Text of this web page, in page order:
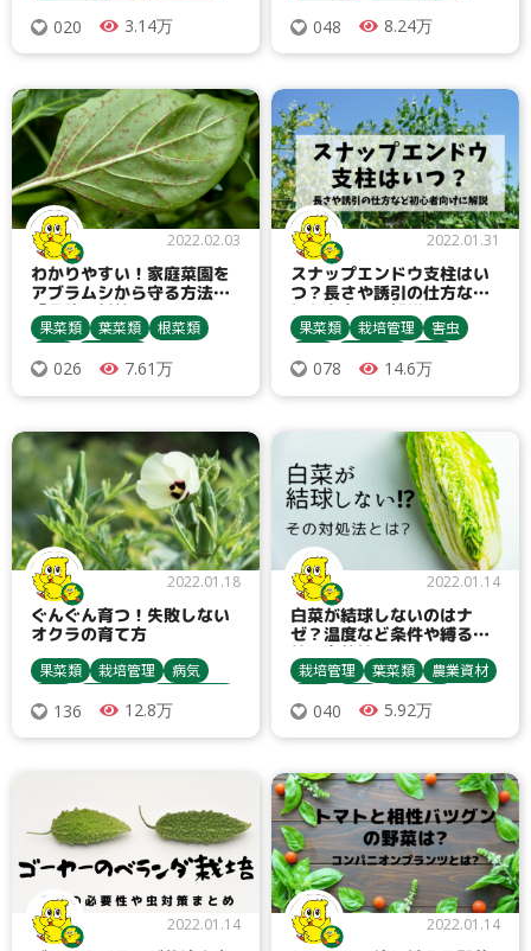
アブラムシ類
ヨトウムシ類
ダニ類
020 3.14万
収穫・貯蔵
栽培方法
ピーマン・唐辛子
アブラムシ類
追肥
048 8.24万
2022.02.03
わかりやすい！家庭菜園を
アブラムシから守る方法
「予防・対策」
果菜類 葉菜類
根菜類
健康野菜球根
害虫
農業資材
ネギ
カブ
殺虫剤
栽培方法
ニンニク
ナス
殺菌剤
キュウリ
ピーマン・唐辛子
じゃがいも
アブラムシ類
スイカ
春菊
アサツキ
オクラ
ゴボウ
病害虫対策
ニラ
里芋
トウモロコシ
レタス
ブロッコリー
026 7.61万
2022.01.31
スナップエンドウ支柱はい
つ？長さや誘引の仕方など
初心者向けに解説
果菜類 栽培管理
害虫
種まき・育苗
収穫・貯蔵
栽培方法
ハモグリバエ類
エンドウ
育苗ポット
間引き
アブラムシ類
追肥
ヨトウムシ類
鳥獣害対策
078 14.6万
2022.01.18
ぐんぐん育つ！失敗しない
オクラの育て方
果菜類 栽培管理
病気
土づくり
種まき・育苗
収穫・貯蔵
栽培方法
カメムシ類
オクラ
マルチ
病害虫対策
トンネル
136 12.8万
2022.01.14
白菜が結球しないのはナ
ゼ？温度など条件や縛る対
策の有効性は？
栽培管理 葉菜類
農業資材
種まき・育苗
栽培方法
育苗ポット
寒冷紗
アブラムシ類
防虫ネット
追肥
べと病
ヨトウムシ類
マルチ
病害虫対策
トンネル
ハクサイ
040 5.92万
2022.01.14 2022.01.14